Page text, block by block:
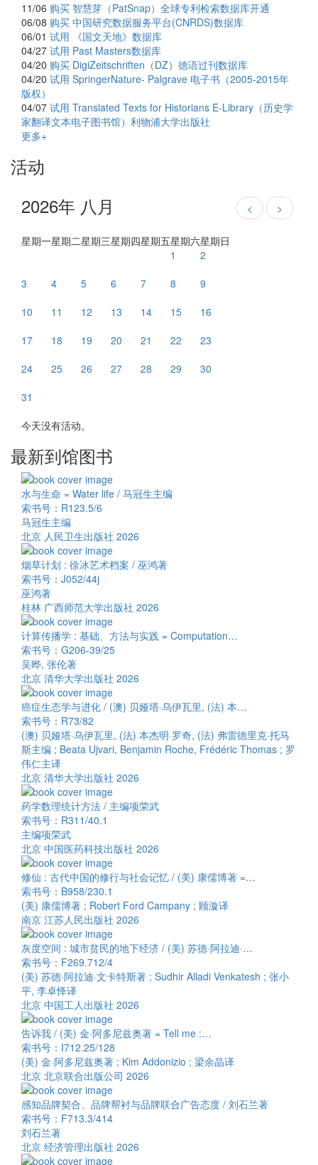
11/06 购买 智慧芽（PatSnap）全球专利检索数据库开通
06/08 购买 中国研究数据服务平台(CNRDS)数据库
06/01 试用
《国文天地》数据库
04/27 试用 Past Masters数据库
04/20 购买 DigiZeitschriften（DZ）德语过刊数据库
04/20 试用 SpringerNature- Palgrave 电子书（2005-2015年
版权）
04/07 试用 Translated Texts for Historians E-Library（历史学
家翻译文本电子图书馆）利物浦大学出版社
更多+
活动
2026年 八月
< >
星期一星期二星期三星期四星期五星期六星期日
1
2
3
4 5 6 7 8
9
10
11 12 13 14 15
16
17
18 19 20 21 22
23
24
25 26 27 28 29
30
31
今天没有活动。
最新到馆图书
水与生命 = Water life / 马冠生主编
索书号：R123.5/6
马冠生主编
北京 人民卫生出版社 2026
烟草计划 : 徐冰艺术档案 / 巫鸿著
索书号：J052/44j
巫鸿著
桂林 广西师范大学出版社 2026
计算传播学 : 基础、方法与实践 = Computation…
索书号：G206-39/25
吴晔, 张伦著
北京 清华大学出版社 2026
癌症生态学与进化 / (澳) 贝娅塔·乌伊瓦里, (法) 本…
索书号：R73/82
(澳) 贝娅塔·乌伊瓦里, (法) 本杰明·罗奇, (法) 弗雷德里克·托马
斯主编 ; Beata Ujvari, Benjamin Roche, Frédéric Thomas ; 罗
伟仁主译
北京 清华大学出版社 2026
药学数理统计方法 / 主编项荣武
索书号：R311/40.1
主编项荣武
北京 中国医药科技出版社 2026
修仙 : 古代中国的修行与社会记忆 / (美) 康儒博著 =…
索书号：B958/230.1
(美) 康儒博著 ; Robert Ford Campany ; 顾漩译
南京 江苏人民出版社 2026
灰度空间 : 城市贫民的地下经济 / (美) 苏德·阿拉迪·…
索书号：F269.712/4
(美) 苏德·阿拉迪·文卡特斯著 ; Sudhir Alladi Venkatesh ; 张小
平, 李卓怿译
北京 中国工人出版社 2026
告诉我 / (美) 金·阿多尼兹奥著 = Tell me :…
索书号：I712.25/128
(美) 金·阿多尼兹奥著 ; Kim Addonizio ; 梁余晶译
北京 北京联合出版公司 2026
感知品牌契合、品牌帮衬与品牌联合广告态度 / 刘石兰著
索书号：F713.3/414
刘石兰著
北京 经济管理出版社 2026